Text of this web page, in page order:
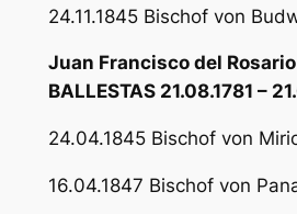
24.11.1845 Bischof von
Juan Francisco del Rosario
BALLESTAS 21.08.1781 –
24.04.1845 Bischof von
16.04.1847 Bischof von